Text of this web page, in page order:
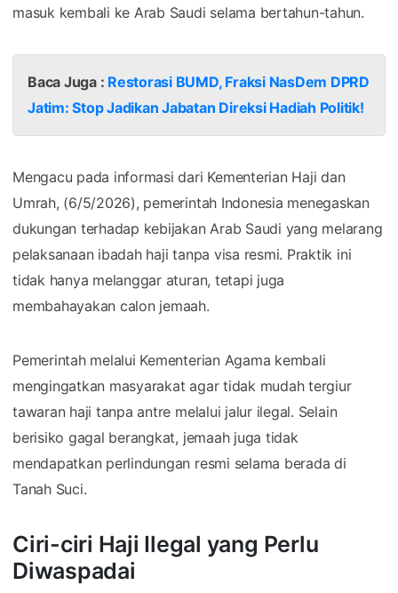
masuk kembali ke Arab Saudi selama bertahun-tahun.
Baca Juga : Restorasi BUMD, Fraksi NasDem DPRD
Jatim: Stop Jadikan Jabatan Direksi Hadiah Politik!
Mengacu pada informasi dari Kementerian Haji dan
Umrah, (6/5/2026), pemerintah Indonesia menegaskan
dukungan terhadap kebijakan Arab Saudi yang melarang
pelaksanaan ibadah haji tanpa visa resmi. Praktik ini
tidak hanya melanggar aturan, tetapi juga
membahayakan calon jemaah.
Pemerintah melalui Kementerian Agama kembali
mengingatkan masyarakat agar tidak mudah tergiur
tawaran haji tanpa antre melalui jalur ilegal. Selain
berisiko gagal berangkat, jemaah juga tidak
mendapatkan perlindungan resmi selama berada di
Tanah Suci.
Ciri-ciri Haji Ilegal yang Perlu
Diwaspadai